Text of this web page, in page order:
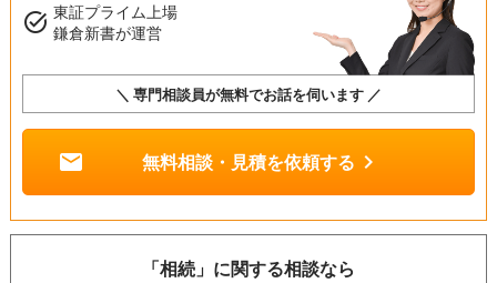
task_alt 東証プライム上場
鎌倉新書が運営
＼ 専門相談員が無料でお話を伺います ／
mail 無料相談・見積を依頼する chevron_right
「相続」に関する相談なら